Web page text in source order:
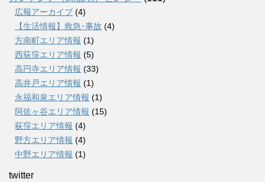
広報アーカイブ (4)
【生活情報】救急･事故 (4)
方南町エリア情報 (1)
西荻窪エリア情報 (5)
高円寺エリア情報 (33)
高井戸エリア情報 (1)
永福和泉エリア情報 (1)
阿佐ヶ谷エリア情報 (15)
荻窪エリア情報 (4)
野方エリア情報 (4)
中野エリア情報 (1)
twitter